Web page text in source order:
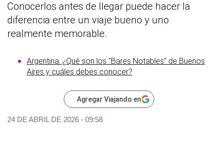
Conocerlos antes de llegar puede hacer la
diferencia entre un viaje bueno y uno
realmente memorable.
Argentina: ¿Qué son los "Bares Notables" de Buenos
Aires y cuáles debes conocer?
Agregar Viajando en
24 DE ABRIL DE 2026 - 09:58